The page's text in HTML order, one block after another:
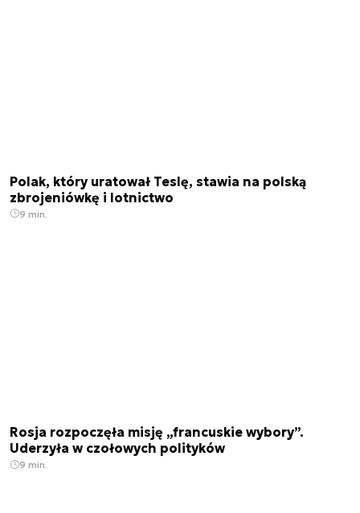
Polak, który uratował Teslę, stawia na polską
zbrojeniówkę i lotnictwo
9 min.
Rosja rozpoczęła misję „francuskie wybory”.
Uderzyła w czołowych polityków
9 min.